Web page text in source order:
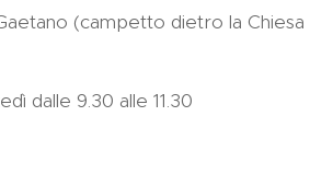
(campetto dietro la Chiesa
dalle 9.30 alle 11.30